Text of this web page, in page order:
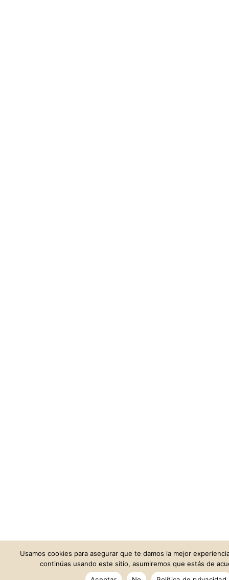
Usamos cookies para asegurar que te damos la mejor
continúas usando este sitio, asumiremos que estás de